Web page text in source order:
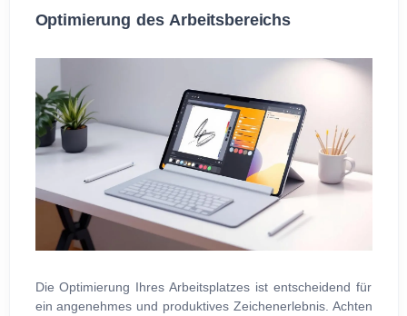
Optimierung des Arbeitsbereichs
Die Optimierung Ihres Arbeitsplatzes ist entscheidend für
ein angenehmes und produktives Zeichenerlebnis. Achten